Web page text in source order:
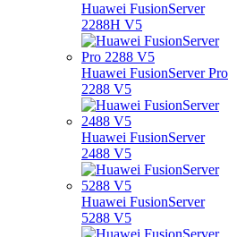
Huawei FusionServer
2288H V5
Huawei FusionServer Pro
2288 V5
Huawei FusionServer
2488 V5
Huawei FusionServer
5288 V5